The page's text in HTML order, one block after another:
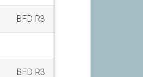
BFD R3
BFD R3